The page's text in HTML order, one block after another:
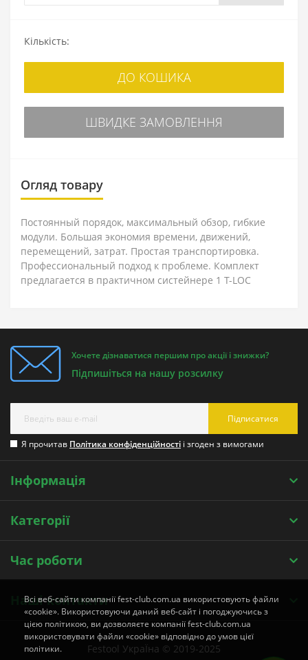
Кількість:
ДО КОШИКА
ШВИДКЕ ЗАМОВЛЕННЯ
Огляд товару
Постоянный порядок, максимальный обзор, гибкие
модули. Большая экономия времени, движений,
перемещений, затрат. Простая транспортировка.
Профессиональный подход к проблеме. Комплект
предлагается в практичном систейнере 1 T-LOC
Хочете дізнаватися першим про акції і знижки?
Підпишіться на нашу розсилку
Підписатися
Я прочитав Політика конфіденційності і згоден з вимогами
Інформація
Категорії
Час роботи
Наші контакти
Festool УкраЇна © 2019-2025
Всі веб-сайти компанії fest-club.com.ua використовують файли
«cookie». Використовуючи даний веб-сайт і погоджуючись з
цією політикою, ви дозволяєте компанії fest-club.com.ua
використовувати файли «cookie» відповідно до умов цієї
політики.